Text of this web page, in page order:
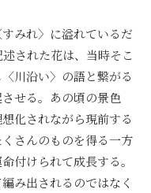
みれ〉に溢れているだ
された花は、当時そこ
川沿い〉の語と繋がる
せる。あの頃の景色
化されながら現前する
さんのものを得る一方
付けられて成長する。
み出されるのではなく